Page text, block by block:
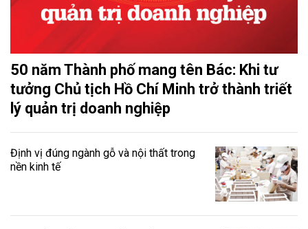
50 năm Thành phố mang tên Bác: Khi tư
tưởng Chủ tịch Hồ Chí Minh trở thành triết
lý quản trị doanh nghiệp
Định vị đúng ngành gỗ và nội thất trong
nền kinh tế